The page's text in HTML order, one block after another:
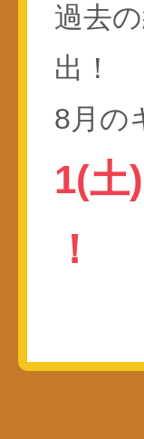
過去
出！
8月の
1(土)
！